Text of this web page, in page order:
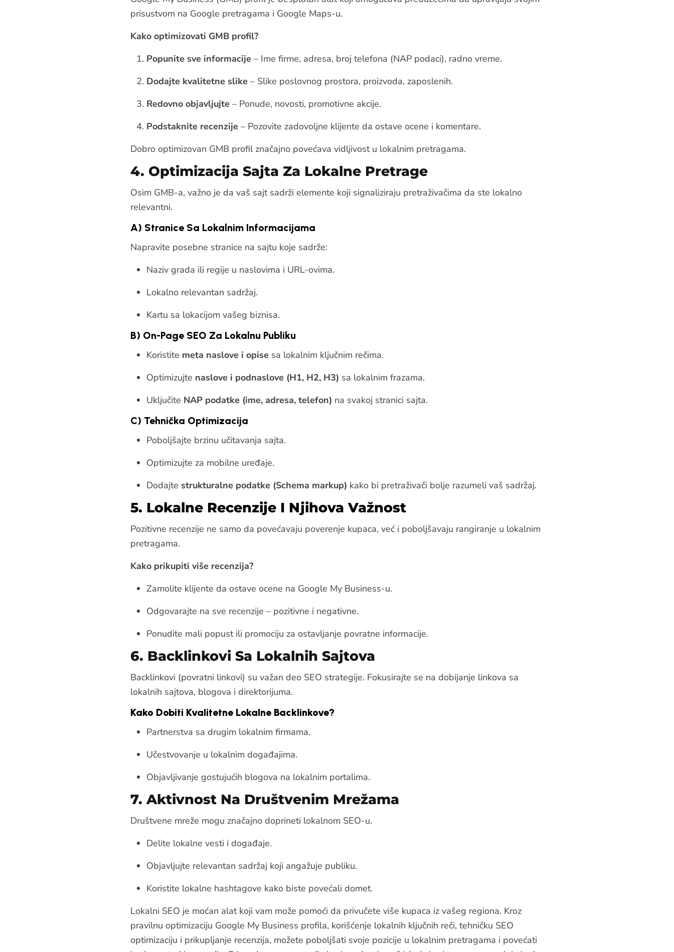
prisustvom na Google pretragama i Google Maps-u.
Kako optimizovati GMB profil?
Popunite sve informacije – Ime firme, adresa, broj telefona (NAP podaci), radno vreme.
Dodajte kvalitetne slike – Slike poslovnog prostora, proizvoda, zaposlenih.
Redovno objavljujte – Ponude, novosti, promotivne akcije.
Podstaknite recenzije – Pozovite zadovoljne klijente da ostave ocene i komentare.
Dobro optimizovan GMB profil značajno povećava vidljivost u lokalnim pretragama.
4. Optimizacija Sajta Za Lokalne Pretrage
Osim GMB-a, važno je da vaš sajt sadrži elemente koji signaliziraju pretraživačima da ste lokalno
relevantni.
A) Stranice Sa Lokalnim Informacijama
Napravite posebne stranice na sajtu koje sadrže:
Naziv grada ili regije u naslovima i URL-ovima.
Lokalno relevantan sadržaj.
Kartu sa lokacijom vašeg biznisa.
B) On-Page SEO Za Lokalnu Publiku
Koristite meta naslove i opise sa lokalnim ključnim rečima.
Optimizujte naslove i podnaslove (H1, H2, H3) sa lokalnim frazama.
Uključite NAP podatke (ime, adresa, telefon) na svakoj stranici sajta.
C) Tehnička Optimizacija
Poboljšajte brzinu učitavanja sajta.
Optimizujte za mobilne uređaje.
Dodajte strukturalne podatke (Schema markup) kako bi pretraživači bolje razumeli vaš sadržaj.
5. Lokalne Recenzije I Njihova Važnost
Pozitivne recenzije ne samo da povećavaju poverenje kupaca, već i poboljšavaju rangiranje u lokalnim
pretragama.
Kako prikupiti više recenzija?
Zamolite klijente da ostave ocene na Google My Business-u.
Odgovarajte na sve recenzije – pozitivne i negativne.
Ponudite mali popust ili promociju za ostavljanje povratne informacije.
6. Backlinkovi Sa Lokalnih Sajtova
Backlinkovi (povratni linkovi) su važan deo SEO strategije. Fokusirajte se na dobijanje linkova sa
lokalnih sajtova, blogova i direktorijuma.
Kako Dobiti Kvalitetne Lokalne Backlinkove?
Partnerstva sa drugim lokalnim firmama.
Učestvovanje u lokalnim događajima.
Objavljivanje gostujućih blogova na lokalnim portalima.
7. Aktivnost Na Društvenim Mrežama
Društvene mreže mogu značajno doprineti lokalnom SEO-u.
Delite lokalne vesti i događaje.
Objavljujte relevantan sadržaj koji angažuje publiku.
Koristite lokalne hashtagove kako biste povećali domet.
Lokalni SEO je moćan alat koji vam može pomoći da privučete više kupaca iz vašeg regiona. Kroz
pravilnu optimizaciju Google My Business profila, korišćenje lokalnih ključnih reči, tehničku SEO
optimizaciju i prikupljanje recenzija, možete poboljšati svoje pozicije u lokalnim pretragama i povećati